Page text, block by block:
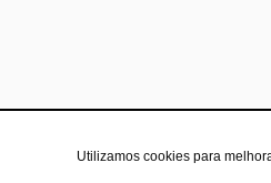
Utilizamos cookies para